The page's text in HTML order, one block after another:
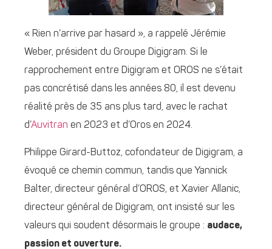
« Rien n’arrive par hasard », a rappelé Jérémie
Weber, président du Groupe Digigram. Si le
rapprochement entre Digigram et OROS ne s’était
pas concrétisé dans les années 80, il est devenu
réalité près de 35 ans plus tard, avec le rachat
d’Auvitran en 2023 et d’Oros en 2024.
Philippe Girard-Buttoz, cofondateur de Digigram, a
évoqué ce chemin commun, tandis que Yannick
Balter, directeur général d’OROS, et Xavier Allanic,
directeur général de Digigram, ont insisté sur les
valeurs qui soudent désormais le groupe : audace,
passion et ouverture.